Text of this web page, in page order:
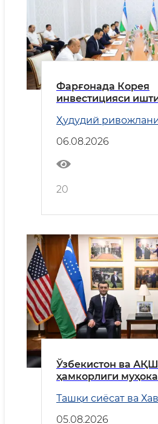
Фарғонада Корея
инвестицияси
туширилади
Ҳудудий
06.08.2026
20
Ўзбекистон ва АҚШ
ҳамкорлиги
Ташқи сиёсат ва
05.08.2026